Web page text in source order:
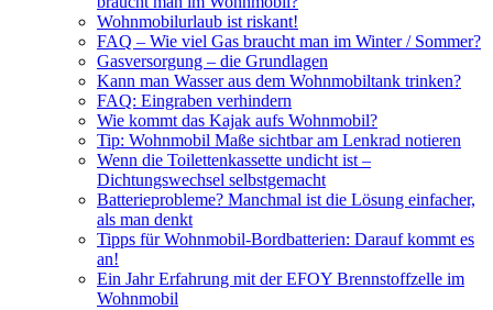
Wohnmobilurlaub ist riskant!
FAQ – Wie viel Gas braucht man im Winter / Sommer?
Gasversorgung – die Grundlagen
Kann man Wasser aus dem Wohnmobiltank trinken?
FAQ: Eingraben verhindern
Wie kommt das Kajak aufs Wohnmobil?
Tip: Wohnmobil Maße sichtbar am Lenkrad notieren
Wenn die Toilettenkassette undicht ist –
Dichtungswechsel selbstgemacht
Batterieprobleme? Manchmal ist die Lösung einfacher,
als man denkt
Tipps für Wohnmobil-Bordbatterien: Darauf kommt es
an!
Ein Jahr Erfahrung mit der EFOY Brennstoffzelle im
Wohnmobil